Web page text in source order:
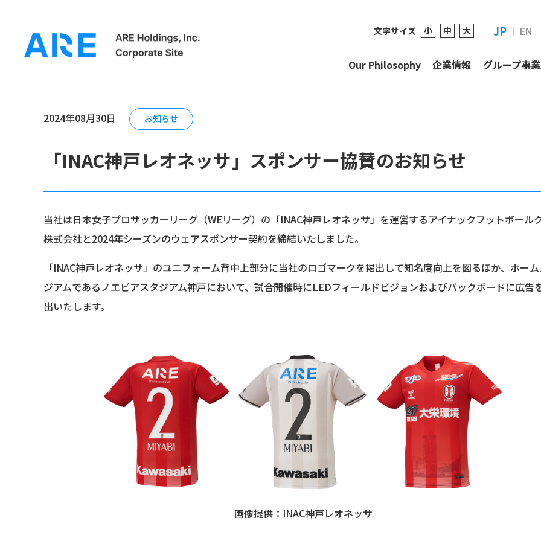
文字サイズ 小 中 大 JP EN
Our Philosophy 企業情報 グループ事
2024年08月30日 お知らせ
「INAC神戸レオネッサ」スポンサー協賛のお知らせ
当社は日本女子プロサッカーリーグ（WEリーグ）の「INAC神戸レオネッサ」を運営するアイナックフットボール
株式会社と2024年シーズンのウェアスポンサー契約を締結いたしました。
「INAC神戸レオネッサ」のユニフォーム背中上部分に当社のロゴマークを掲出して知名度向上を図るほか、ホー
ジアムであるノエビアスタジアム神戸において、試合開催時にLEDフィールドビジョンおよびバックボードに広告
出いたします。
画像提供：INAC神戸レオネッサ